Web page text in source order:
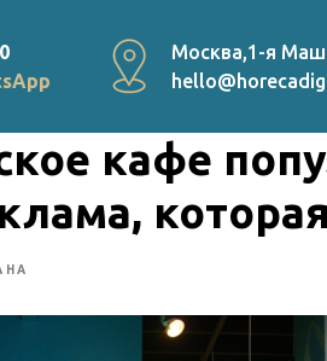
Москва,1-я
кафе